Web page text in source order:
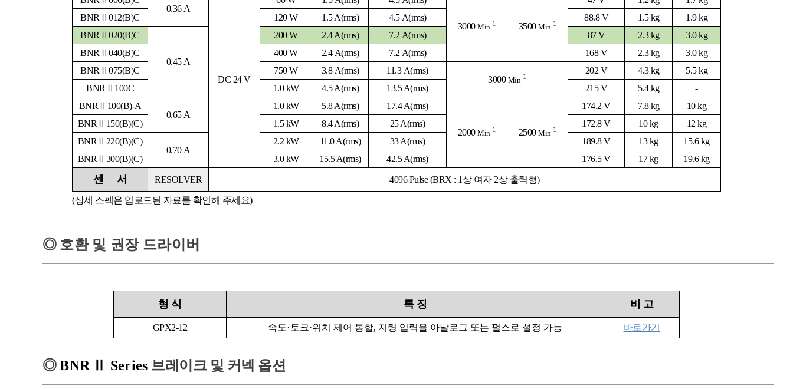
0.36 A
DC 24 V
3000 Min-1 3500 Min-1
BNRⅡ012(B)C
120 W 1.5 A(rms) 4.5 A(rms) 88.8 V 1.5 kg
1.9 kg
BNRⅡ020(B)C
0.45 A
200 W 2.4 A(rms) 7.2 A(rms) 87 V 2.3 kg
3.0 kg
BNRⅡ040(B)C
400 W 2.4 A(rms) 7.2 A(rms) 168 V 2.3 kg
3.0 kg
BNRⅡ075(B)C
750 W 3.8 A(rms) 11.3 A(rms)
3000 Min-1
202 V 4.3 kg
5.5 kg
BNRⅡ100C
1.0 kW 4.5 A(rms) 13.5 A(rms) 215 V 5.4 kg
-
BNRⅡ100(B)-A
0.65 A
1.0 kW 5.8 A(rms) 17.4 A(rms)
2000 Min-1 2500 Min-1
174.2 V 7.8 kg
10 kg
BNRⅡ150(B)(C)
1.5 kW 8.4 A(rms) 25 A(rms) 172.8 V 10 kg
12 kg
BNRⅡ220(B)(C)
0.70 A
2.2 kW 11.0 A(rms) 33 A(rms) 189.8 V 13 kg
15.6 kg
BNRⅡ300(B)(C)
3.0 kW 15.5 A(rms) 42.5 A(rms) 176.5 V 17 kg 19.6 kg
센 서 RESOLVER 4096Pulse (BRX : 1상 여자 2상 출력형)
(상세 스펙은 업로드된 자료를 확인해 주세요)
◎ 호환 및 권장 드라이버
형 식 특 징 비 고
GPX2-12 속도· 토크·위치 제어 통합, 지령 입력을 아날로그 또는 펄스로 설정 가능 바로가기
◎BNR Series 브레이크 및 커넥 옵션